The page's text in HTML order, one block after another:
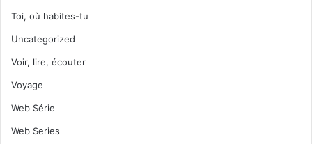
Toi, où habites-tu
Uncategorized
Voir, lire, écouter
Voyage
Web Série
Web Series